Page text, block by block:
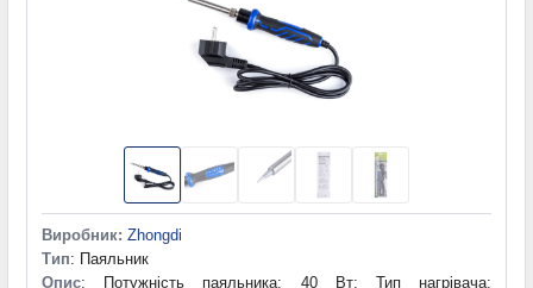
Виробник: Zhongdi
Тип: Паяльник
Опис: Потужність паяльника: 40 Вт; Тип нагрівача: